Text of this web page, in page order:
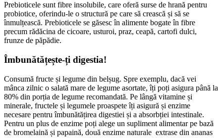
Prebioticele sunt fibre insolubile, care oferă surse de hrană pentru
probiotice, oferindu-le o structură pe care să crească și să se
înmulțească. Prebioticele se găsesc în alimente bogate în fibre
precum rădăcina de cicoare, usturoi, praz, ceapă, cartofi dulci,
frunze de păpădie.
Îmbunătățește-ți digestia!
Consumă fructe și legume din belșug. Spre exemplu, dacă vei
mânca zilnic o salată mare de legume asortate, îți poți asigura până la
80% din porția de legume recomandată. Pe lângă vitamine și
minerale, fructele și legumele proaspete îți asigură și enzime
necesare pentru îmbunătățirea digestiei și a absorbției intestinale.
Pentru un plus de enzime poți alege un supliment alimentar pe bază
de bromelaină și papaină, două enzime naturale extrase din ananas